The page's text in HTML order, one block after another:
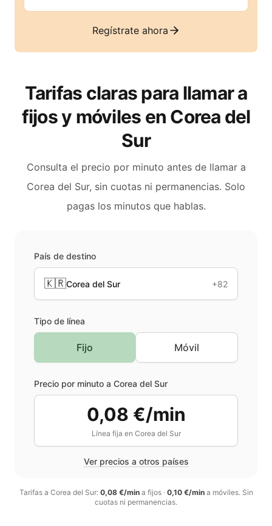
Regístrate ahora
Tarifas claras para llamar a
fijos y móviles en Corea del
Sur
Consulta el precio por minuto antes de llamar a
Corea del Sur, sin cuotas ni permanencias. Solo
pagas los minutos que hablas.
País de destino
🇰🇷Corea del Sur +82
Tipo de línea
Fijo Móvil
Precio por minuto a Corea del Sur
0,08 €/min
Línea fija en Corea del Sur
Ver precios a otros países
Tarifas a Corea del Sur: 0,08 €/mina fijos· 0,10 €/mina móviles. Sin
cuotas ni permanencias.